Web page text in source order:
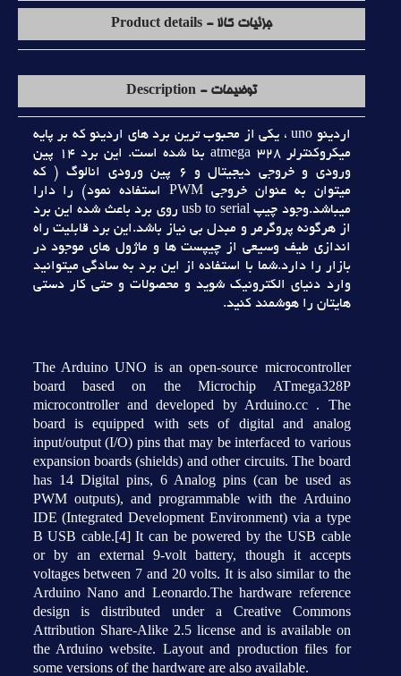
جزئیات کالا - Product details
توضیحات - Description
اردينو uno ، يکي از محبوب ترين برد هاي اردينو که بر پايه
ميکروکنترلر atmega 328 بنا شده است. اين برد 14 پين
ورودي و خروجي ديجيتال و 6 پين ورودي انالوگ ( که
ميتوان به عنوان خروجي PWM استفاده نمود) را دارا
ميباشد.وجود چيپ usb to serial روي برد باعث شده اين برد
از هرگونه پروگرمر و مبدل بي نياز باشد.اين برد قابليت راه
اندازي طيف وسيعي از چيپست ها و ماژول هاي موجود در
بازار را دارد.شما با استفاده از اين برد به سادگي ميتوانيد
وارد دنياي الکترونيک شويد و محصولات و حتي کار دستي
هايتان را هوشمند کنيد.
The Arduino UNO is an open-source microcontroller
board based on the Microchip ATmega328P
microcontroller and developed by Arduino.cc . The
board is equipped with sets of digital and analog
input/output (I/O) pins that may be interfaced to various
expansion boards (shields) and other circuits. The board
has 14 Digital pins, 6 Analog pins (can be used as
PWM outputs), and programmable with the Arduino
IDE (Integrated Development Environment) via a type
B USB cable.[4] It can be powered by the USB cable
or by an external 9-volt battery, though it accepts
voltages between 7 and 20 volts. It is also similar to the
Arduino Nano and Leonardo.The hardware reference
design is distributed under a Creative Commons
Attribution Share-Alike 2.5 license and is available on
the Arduino website. Layout and production files for
some versions of the hardware are also available.